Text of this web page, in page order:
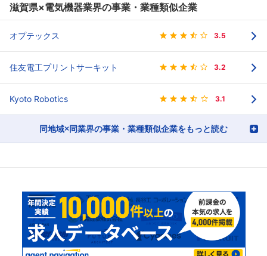
滋賀県×電気機器業界の事業・業種類似企業
オプテックス 3.5
住友電工プリントサーキット 3.2
Kyoto Robotics 3.1
同地域×同業界の事業・業種類似企業をもっと読む